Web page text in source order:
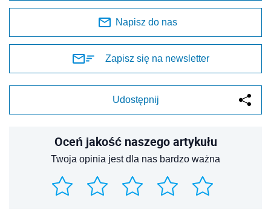
Napisz do nas
Zapisz się na newsletter
Udostępnij
Oceń jakość naszego artykułu
Twoja opinia jest dla nas bardzo ważna